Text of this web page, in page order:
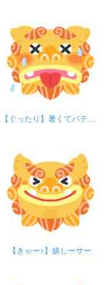
【きゃー♪】嬉しーサー